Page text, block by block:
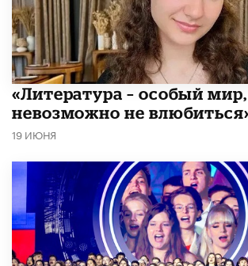
​«Литература – особый
невозможно не
19 ИЮНЯ